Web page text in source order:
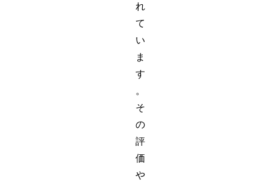
れ
て
い
ま
す
。
そ
の
評
価
や